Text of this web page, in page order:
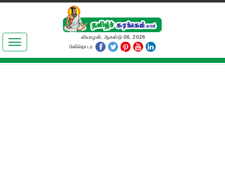
இலக்கியங்கள்
தமிழ் உலகம்
வியாழன், ஆகஸ்டு 06, 2026
பின்தொடர